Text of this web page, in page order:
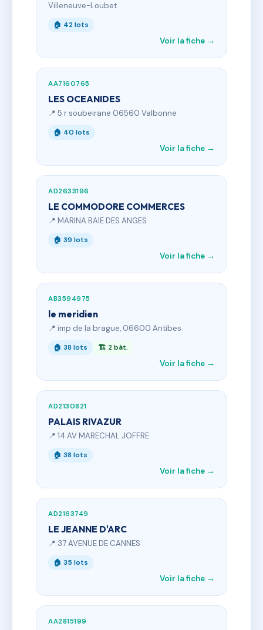
Villeneuve-Loubet
🏠 42 lots
Voir la fiche →
AA7160765
LES OCEANIDES
📍 5 r soubeirane 06560 Valbonne
🏠 40 lots
Voir la fiche →
AD2633196
LE COMMODORE COMMERCES
📍 MARINA BAIE DES ANGES
🏠 39 lots
Voir la fiche →
AB3594975
le meridien
📍 imp de la brague, 06600 Antibes
🏠 38 lots 🏗 2 bât.
Voir la fiche →
AD2130821
PALAIS RIVAZUR
📍 14 AV MARECHAL JOFFRE
🏠 38 lots
Voir la fiche →
AD2163749
LE JEANNE D'ARC
📍 37 AVENUE DE CANNES
🏠 35 lots
Voir la fiche →
AA2815199